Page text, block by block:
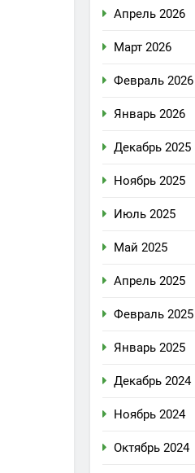
Апрель 2026
Март 2026
Февраль 2026
Январь 2026
Декабрь 2025
Ноябрь 2025
Июль 2025
Май 2025
Апрель 2025
Февраль 2025
Январь 2025
Декабрь 2024
Ноябрь 2024
Октябрь 2024